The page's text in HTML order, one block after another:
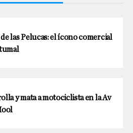
de las Pelucas: el ícono comercial
y mata a motociclista en la Av